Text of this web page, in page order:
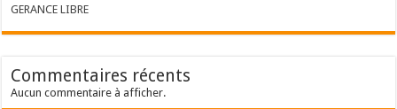
GERANCE LIBRE
Commentaires récents
Aucun commentaire à afficher.